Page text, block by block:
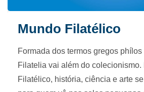
Mundo Filatélico
Formada dos termos gregos phílos
Filatelia vai além do colecionismo.
Filatélico, história, ciência e arte